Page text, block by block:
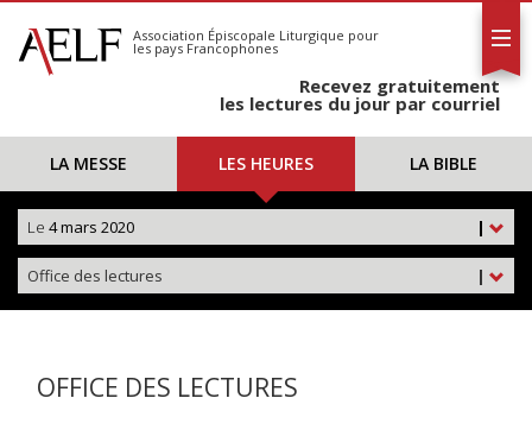
S'abonner
Calendrier
Association Épiscopale Liturgique pour
les pays Francophones
Recevez gratuitement
les lectures du jour par courriel
LA MESSE LES HEURES LA BIBLE
|
Le 4 mars 2020
|
Office des lectures
OFFICE DES LECTURES